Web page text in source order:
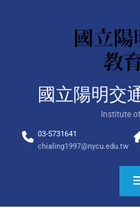
國立陽明交
Institute
03-5731641
chialing1997@nycu.edu.tw